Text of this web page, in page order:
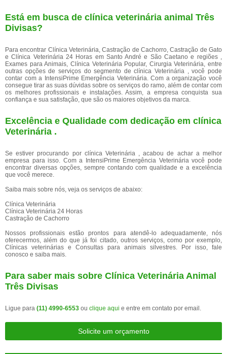
Está em busca de clínica veterinária animal Três
Divisas?
Para encontrar Clínica Veterinária, Castração de Cachorro, Castração de Gato
e Clínica Veterinária 24 Horas em Santo André e São Caetano e regiões ,
Exames para Animais, Clínica Veterinária Popular, Cirurgia Veterinária, entre
outras opções de serviços do segmento de clínica Veterinária , você pode
contar com a IntensiPrime Emergência Veterinária. Com a organização você
consegue tirar as suas dúvidas sobre os serviços do ramo, além de contar com
os melhores profissionais e instalações. Assim, a empresa conquista sua
confiança e sua satisfação, que são os maiores objetivos da marca.
Excelência e Qualidade com dedicação em clínica
Veterinária .
Se estiver procurando por clínica Veterinária , acabou de achar a melhor
empresa para isso. Com a IntensiPrime Emergência Veterinária você pode
encontrar diversas opções, sempre contando com qualidade e a excelência
que você merece.
Saiba mais sobre nós, veja os serviços de abaixo:
Clínica Veterinária
Clínica Veterinária 24 Horas
Castração de Cachorro
Nossos profissionais estão prontos para atendê-lo adequadamente, nós
oferecermos, além do que já foi citado, outros serviços, como por exemplo,
Clínicas veterinárias e Consultas para animais silvestres. Por isso, fale
conosco e saiba mais.
Para saber mais sobre Clínica Veterinária Animal
Três Divisas
Ligue para (11) 4990-6553 ou clique aqui e entre em contato por email.
Solicite um orçamento